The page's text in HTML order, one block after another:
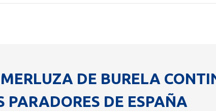
DE BURELA
PARADORES DE ESPAÑA